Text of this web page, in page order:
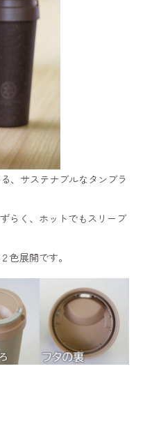
、サステナブルなタンブラ
らく、ホットでもスリーブ
色展開です。